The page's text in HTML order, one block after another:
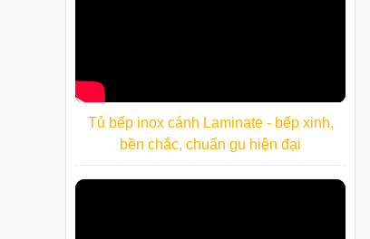
Tủ bếp inox cánh Laminate - bếp xinh,
bền chắc, chuẩn gu hiện đại